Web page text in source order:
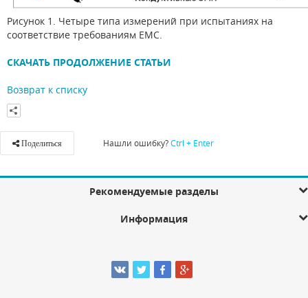
Рисунок 1. Четыре типа измерений при испытаниях на
соответствие требованиям EMC.
СКАЧАТЬ ПРОДОЛЖЕНИЕ СТАТЬИ
Возврат к списку
Поделиться Нашли ошибку?Ctrl + Enter
Рекомендуемые разделы
Информация